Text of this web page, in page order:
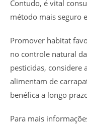
Contudo, é vital
método mais seguro
Promover habitat
no controle natural
pesticidas, considere
alimentam de
benéfica a longo
Para mais